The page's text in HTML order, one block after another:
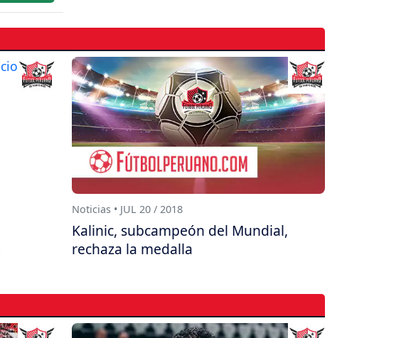
Noticias • JUL 20 / 2018
Kalinic, subcampeón del Mundial,
rechaza la medalla